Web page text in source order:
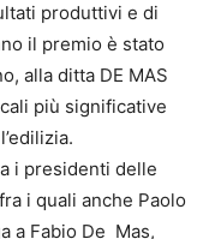
produttivi e di
il premio è stato
alla ditta DE MAS
più significative
i presidenti delle
i quali anche Paolo
a Fabio De Mas,